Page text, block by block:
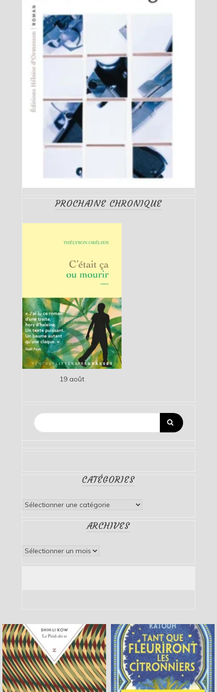
PROCHAINE CHRONIQUE
19 août
CATÉGORIES
Catégories
ARCHIVES
Archives